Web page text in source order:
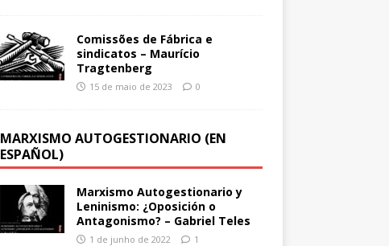
Comissões de Fábrica e
sindicatos – Maurício
Tragtenberg
15 de maio de 2023 0
MARXISMO AUTOGESTIONARIO (EN
ESPAÑOL)
Marxismo Autogestionario y
Leninismo: ¿Oposición o
Antagonismo? – Gabriel Teles
1 de junho de 2022 1